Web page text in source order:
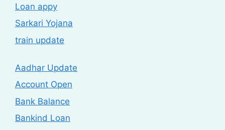
Loan appy
Sarkari Yojana
train update
Aadhar Update
Account Open
Bank Balance
Bankind Loan